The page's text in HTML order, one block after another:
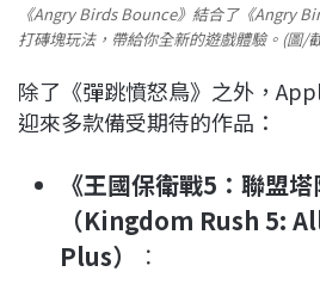
《Angry Birds Bounce》結合了《Angry
打磚塊玩法，帶給你全新的遊戲體驗。(圖/
除了《彈跳憤怒鳥》之外，
迎來多款備受期待的作品：
《王國保衛戰5：聯盟塔
（Kingdom Rush 5:
Plus）
：